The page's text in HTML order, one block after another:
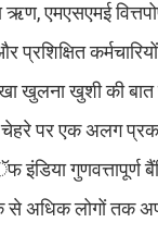
ऋण, एमएसएमई
खुशी की बात है,
पर एक अलग
गुणवत्तापूर्ण
अधिक लोगों तक